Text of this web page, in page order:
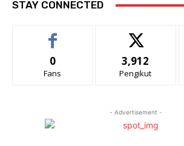
STAY CONNECTED
0
Fans
3,912
Pengikut
- Advertisement -